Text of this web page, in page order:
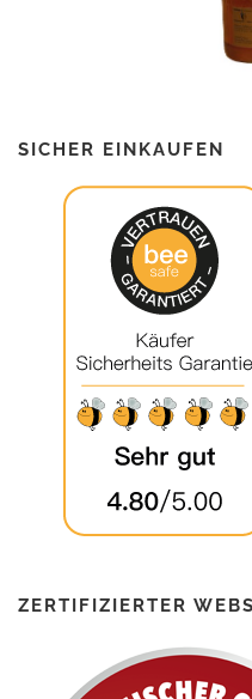
SICHER EINKAUFEN
ZERTIFIZIERTER